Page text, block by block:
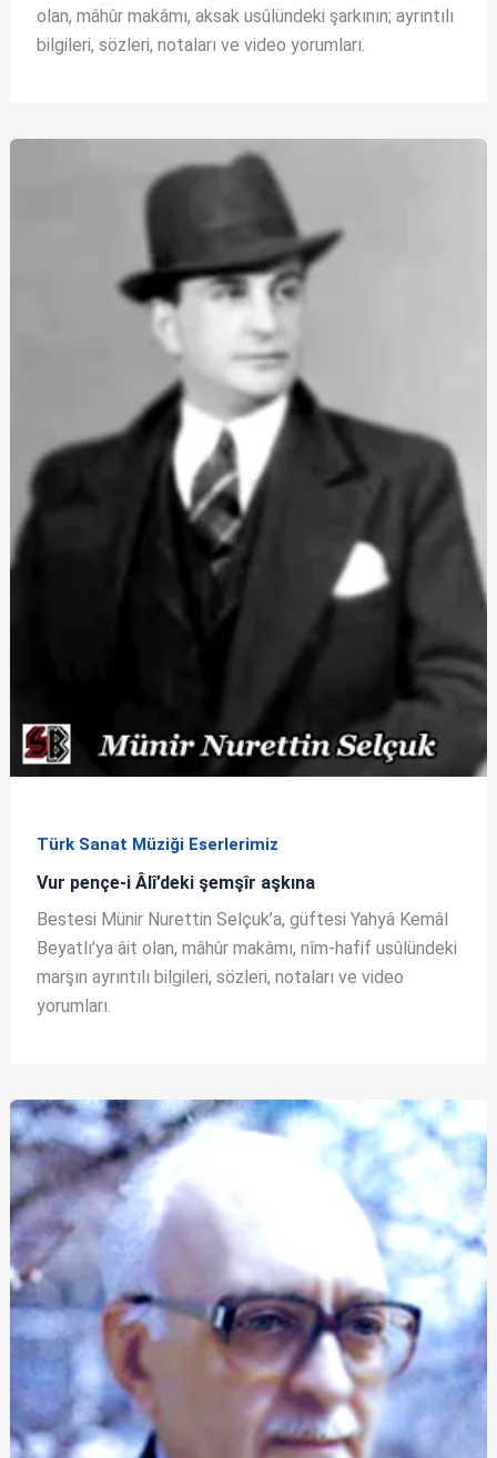
olan, mâhûr makâmı, aksak usûlündeki şarkının; ayrıntılı
bilgileri, sözleri, notaları ve video yorumları.
Türk Sanat Müziği Eserlerimiz
Vur pençe-i Âlî’deki şemşîr aşkına
Bestesi Münir Nurettin Selçuk’a, güftesi Yahyâ Kemâl
Beyatlı’ya âit olan, mâhûr makâmı, nîm-hafif usûlündeki
marşın ayrıntılı bilgileri, sözleri, notaları ve video
yorumları.